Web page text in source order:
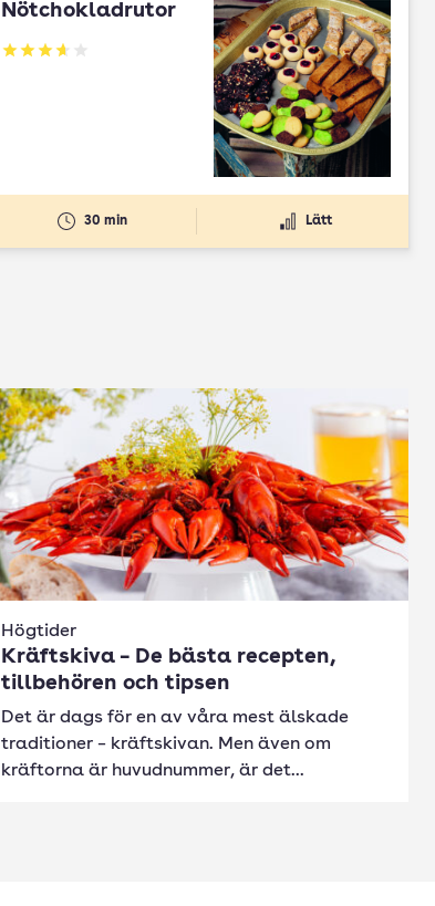
Nötchokladrutor
Betyg: 3.65 av 5
30 min Lätt
Högtider
Kräftskiva – De bästa recepten,
tillbehören och tipsen
Det är dags för en av våra mest älskade
traditioner – kräftskivan. Men även om
kräftorna är huvudnummer, är det...